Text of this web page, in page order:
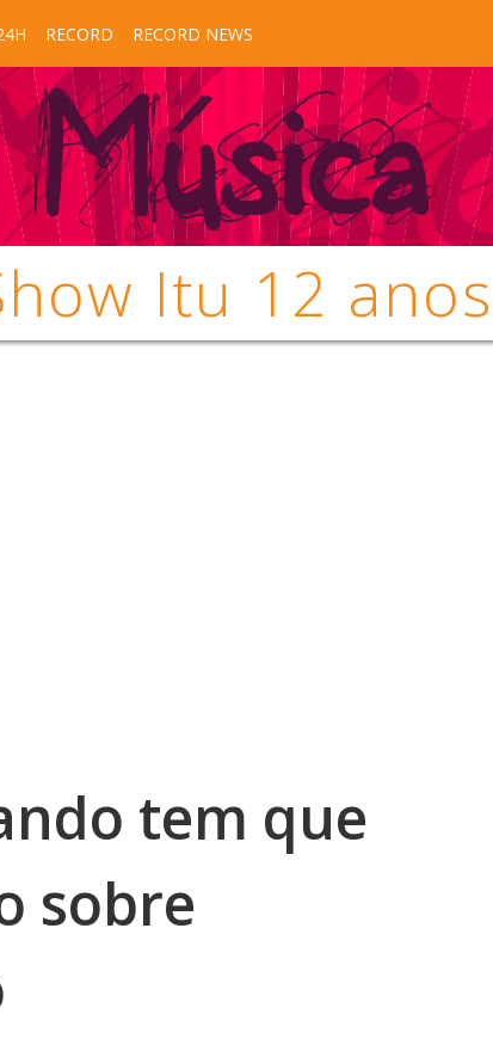
RECORD RECORD NEWS
Itu 12 anos
tem que
sobre